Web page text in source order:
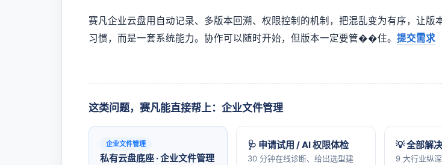
赛凡企业云盘用自动记录、多版本回溯、权限控制的机制，把混乱变为有序，让版
习惯，而是一套系统能力。协作可以随时开始，但版本一定要管��住。 提交需求
这类问题，赛凡能直接帮上：企业文件管理
企业文件管理
私有云盘底座 · 企业文件管理
🩺 申请试用 / AI 权限体检
30 分钟在线诊断、给出选型建
💡 全部解
9 大行业纵